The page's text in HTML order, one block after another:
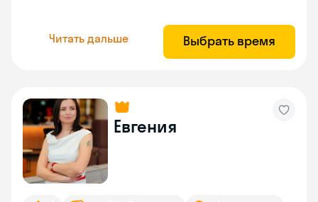
Читать дальше Выбрать время
Евгения